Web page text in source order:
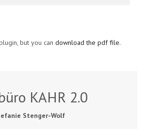
but you candownload the pdf file.
KAHR 2.0
Stenger-Wolf